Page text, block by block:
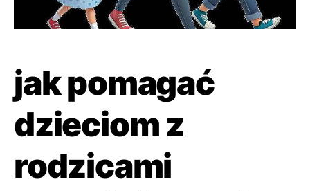
jak pomagać
dzieciom z
rodzicami